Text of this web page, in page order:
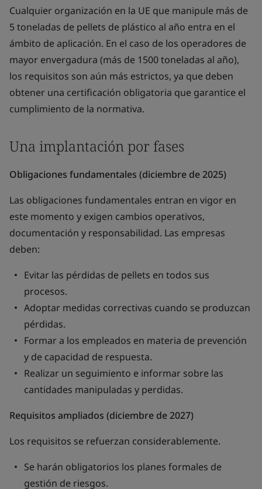
Cualquier organización en la UE que manipule más de
5 toneladas de pellets de plástico al año entra en el
ámbito de aplicación. En el caso de los operadores de
mayor envergadura (más de 1500 toneladas al año),
los requisitos son aún más estrictos, ya que deben
obtener una certificación obligatoria que garantice el
cumplimiento de la normativa.
Una implantación por fases
Obligaciones fundamentales (diciembre de 2025)
Las obligaciones fundamentales entran en vigor en
este momento y exigen cambios operativos,
documentación y responsabilidad. Las empresas
deben:
Evitar las pérdidas de pellets en todos sus
procesos.
Adoptar medidas correctivas cuando se produzcan
pérdidas.
Formar a los empleados en materia de prevención
y de capacidad de respuesta.
Realizar un seguimiento e informar sobre las
cantidades manipuladas y perdidas.
Requisitos ampliados (diciembre de 2027)
Los requisitos se refuerzan considerablemente.
Se harán obligatorios los planes formales de
gestión de riesgos.